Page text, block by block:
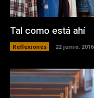
Tal como está ahí
Reflexiones 22 junio, 2016